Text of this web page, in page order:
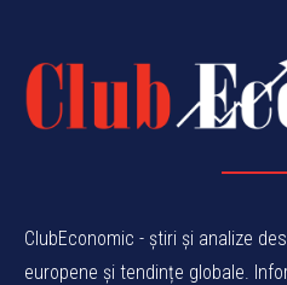
ClubEconomic - știri și analize
europene și tendințe globale.